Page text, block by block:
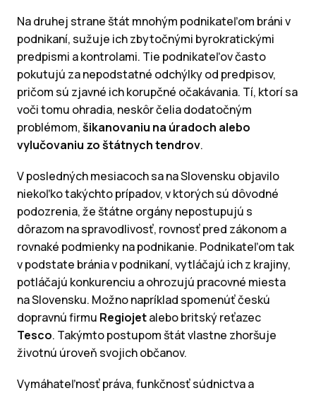
Na druhej strane štát mnohým podnikateľom bráni v
podnikaní, sužuje ich zbytočnými byrokratickými
predpismi a kontrolami. Tie podnikateľov často
pokutujú za nepodstatné odchýlky od predpisov,
pričom sú zjavné ich korupčné očakávania. Tí, ktorí sa
voči tomu ohradia, neskôr čelia dodatočným
problémom,šikanovaniu na úradoch alebo
vylučovaniu zo štátnych tendrov.
V posledných mesiacoch sa na Slovensku objavilo
niekoľko takýchto prípadov, v ktorých sú dôvodné
podozrenia, že štátne orgány nepostupujú s
dôrazom na spravodlivosť, rovnosť pred zákonom a
rovnaké podmienky na podnikanie. Podnikateľom tak
v podstate bránia v podnikaní, vytláčajú ich z krajiny,
potláčajú konkurenciu a ohrozujú pracovné miesta
na Slovensku. Možno napríklad spomenúť českú
dopravnú firmu Regiojetalebo britský reťazec
Tesco. Takýmto postupom štát vlastne zhoršuje
životnú úroveň svojich občanov.
Vymáhateľnosť práva, funkčnosť súdnictva a